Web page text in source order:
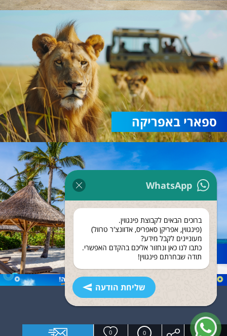
0
0
WhatsApp
ברוכים הבאים לקבוצת פינגווין.
(פינגווין, אפריקן סאפריס, אדוונצ'ר טרוול)
מעוניינים לקבל מידע?
כתבו לנו כאן ונחזור אליכם בהקדם האפשרי.
תודה שבחרתם פינגווין!
שליחת הודעה
ספארי באפריקה
נופש בזנזיבר